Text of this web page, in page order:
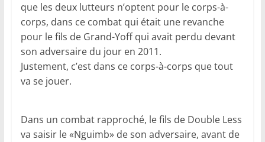
que les deux lutteurs n’optent pour le corps-à-
corps, dans ce combat qui était une revanche
pour le fils de Grand-Yoff qui avait perdu devant
son adversaire du jour en 2011.
Justement, c’est dans ce corps-à-corps que tout
va se jouer.
Dans un combat rapproché, le fils de Double Less
va saisir le «Nguimb» de son adversaire, avant de